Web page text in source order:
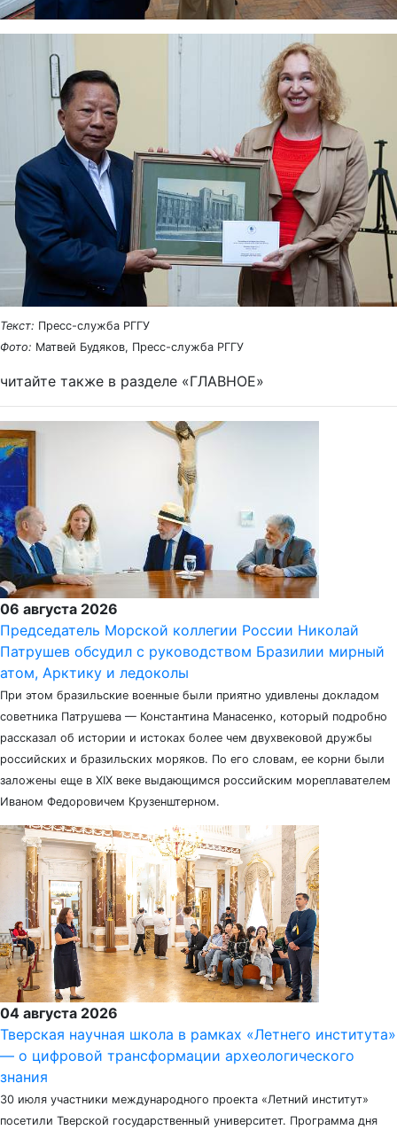
Текст: Пресс-служба РГГУ
Фото: Матвей Будяков, Пресс-служба РГГУ
читайте также в разделе «ГЛАВНОЕ»
06 августа 2026
Председатель Морской коллегии России Николай
Патрушев обсудил с руководством Бразилии мирный
атом, Арктику и ледоколы
При этом бразильские военные были приятно удивлены докладом
советника Патрушева — Константина Манасенко, который подробно
рассказал об истории и истоках более чем двухвековой дружбы
российских и бразильских моряков. По его словам, ее корни были
заложены еще в XIX веке выдающимся российским мореплавателем
Иваном Федоровичем Крузенштерном.
04 августа 2026
Тверская научная школа в рамках «Летнего института»
— о цифровой трансформации археологического
знания
30 июля участники международного проекта «Летний институт»
посетили Тверской государственный университет. Программа дня